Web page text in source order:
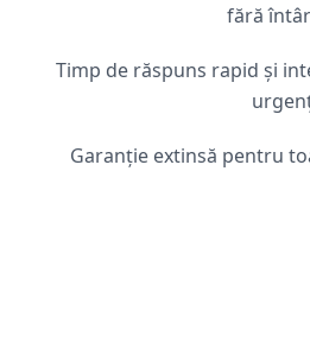
fără
Timp de răspuns rapid și
Garanție extinsă pentru